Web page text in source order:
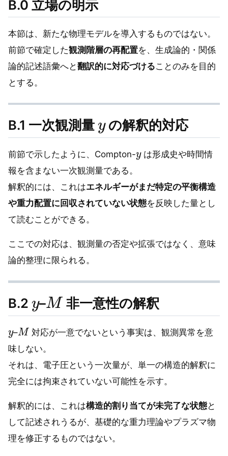
B.0 立場の明示
本節は、新たな物理モデルを導入するものではない。
前節で確定した観測階層の再配置を、生成論的・関係
論的記述語彙へと翻訳的に対応づけることのみを目的
とする。
B.1 一次観測量 の解釈的対応
前節で示したように、Compton- は形成史や時間情
報を含まない一次観測量である。
解釈的には、これはエネルギーがまだ特定の平衡構造
や重力配置に回収されていない状態を反映した量とし
て読むことができる。
ここでの対応は、観測量の否定や拡張ではなく、意味
論的整理に限られる。
B.2 –
M
非一意性の解釈
–
M
対応が一意でないという事実は、観測異常を意
味しない。
それは、電子圧という一次量が、単一の構造的解釈に
完全には拘束されていない可能性を示す。
解釈的には、これは構造的割り当てが未完了な状態と
して記述されうるが、基礎的な重力理論やプラズマ物
理を修正するものではない。